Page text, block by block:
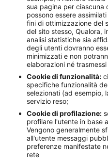
sua pagina per ciascuna
possono essere
fini di ottimizzazione del
del sito stesso, Qualora,
analisi statistiche sia
degli utenti dovranno
minimizzati e non
elaborazioni né
Cookie di funzionalità:
specifiche funzionalità
selezionati (ad esempio,
servizio reso;
Cookie di profilazione:
profilare l'utente in base
Vengono generalmente
all'utente messaggi
preferenze manifestate
rete